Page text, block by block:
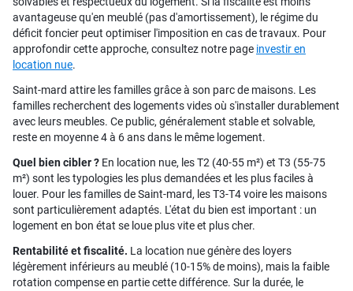
avantageuse qu'en meublé (pas d'amortissement), le régime du
déficit foncier peut optimiser l'imposition en cas de travaux. Pour
approfondir cette approche, consultez notre page investir en
location nue.
Saint-mard attire les familles grâce à son parc de maisons. Les
familles recherchent des logements vides où s'installer durablement
avec leurs meubles. Ce public, généralement stable et solvable,
reste en moyenne 4 à 6 ans dans le même logement.
Quel bien cibler ? En location nue, les T2 (40-55 m²) et T3 (55-75
m²) sont les typologies les plus demandées et les plus faciles à
louer. Pour les familles de Saint-mard, les T3-T4 voire les maisons
sont particulièrement adaptés. L'état du bien est important : un
logement en bon état se loue plus vite et plus cher.
Rentabilité et fiscalité. La location nue génère des loyers
légèrement inférieurs au meublé (10-15% de moins), mais la faible
rotation compense en partie cette différence. Sur la durée, le